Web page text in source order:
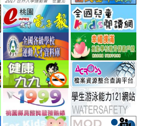
http://www.perdc.ntnu.edu.tw/anti-
flu/catalog.php?
MainCatalogID=2
http://
link
to
http://epaper.edu.tw/
link
to
http://163.30.192.132/
link
to
http://ev.tyc.edu.tw/
link
to
https://
to
link
to
http://ecolife.epa.gov.tw/cooler/default.aspx
link
to
http://
link
http://arteducation.sce.ntnu.edu.tw/fullfive/
link
to
http://www.tycg.gov.tw/
link
link